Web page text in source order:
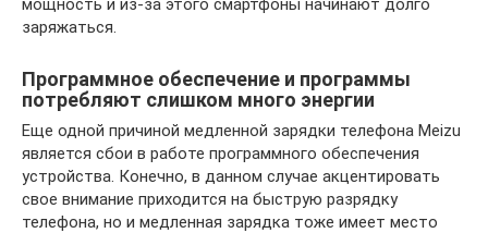
заряжаться.
Программное обеспечение и программы
потребляют слишком много энергии
Еще одной причиной медленной зарядки телефона Meizu
является сбои в работе программного обеспечения
устройства. Конечно, в данном случае акцентировать
свое внимание приходится на быструю разрядку
телефона, но и медленная зарядка тоже имеет место